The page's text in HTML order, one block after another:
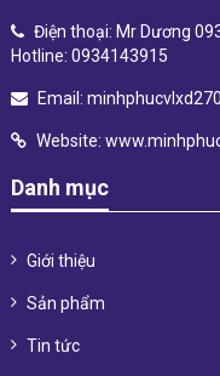
Điện thoại: Mr Dương
Hotline: 0934143915
Email:
Website:
Danh mục
Giới thiệu
Sản phẩm
Tin tức